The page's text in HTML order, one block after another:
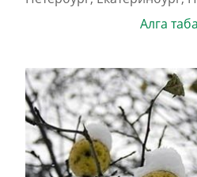
Алга